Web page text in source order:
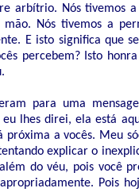
arbítrio. Nós tivemos
Nós tivemos a
E isto significa que
percebem? Isto
para uma
lhes direi, ela está
próxima a vocês. Meu
explicar o
do véu, pois você
Pois